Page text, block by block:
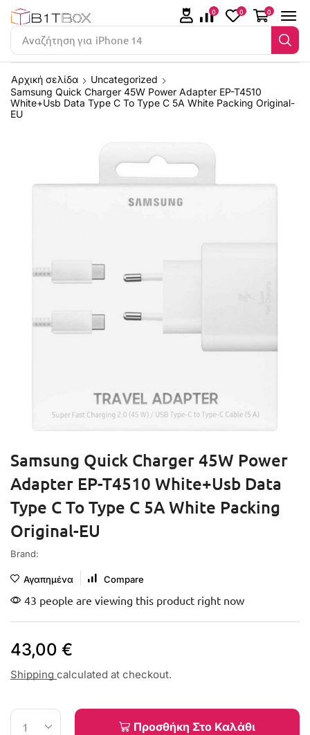
Αναζήτηση για iPhone 14
0 0 0
Αρχική σελίδα
Uncategorized
Samsung Quick Charger 45W Power Adapter EP-T4510
White+Usb Data Type C To Type C 5A White Packing Original-
EU
Samsung Quick Charger 45W Power
Adapter EP-T4510 White+Usb Data
Type C To Type C 5A White Packing
Original-EU
Brand:
Αγαπημένα Compare
43 people are viewing this product right now
43,00 €
Shipping calculated at checkout.
Προσθήκη Στο Καλάθι